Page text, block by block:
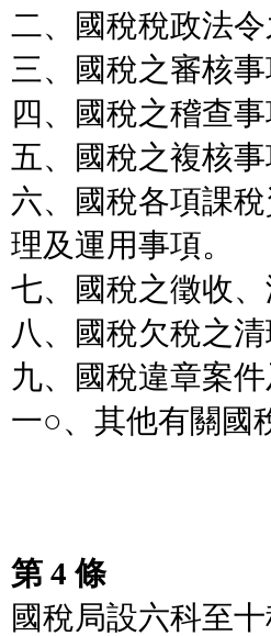
二、國稅稅政法
三、國稅之審核事
四、國稅之稽查事
五、國稅之複核事
六、國稅各項課
理及運用事項。
七、國稅之徵收
八、國稅欠稅之
九、國稅違章案
一○、其他有關國
第 4 條
國稅局設六科至